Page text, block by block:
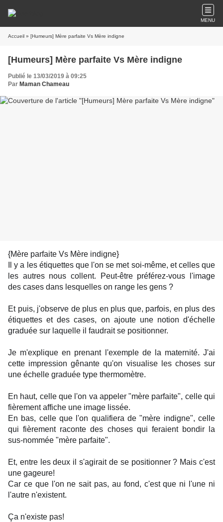
MENU
Accueil » [Humeurs] Mère parfaite Vs Mère indigne
[Humeurs] Mère parfaite Vs Mère indigne
Publié le 13/03/2019 à 09:25
Par Maman Chameau
{Mère parfaite Vs Mère indigne}
Il y a les étiquettes que l'on se met soi-même, et celles que
les autres nous collent. Peut-être préférez-vous l'image
des cases dans lesquelles on range les gens ?
Et puis, j'observe de plus en plus que, parfois, en plus des
étiquettes et des cases, on ajoute une notion d'échelle
graduée sur laquelle il faudrait se positionner.
Je m'explique en prenant l'exemple de la maternité. J'ai
cette impression gênante qu'on visualise les choses sur
une échelle graduée type thermomètre.
En haut, celle que l'on va appeler "mère parfaite", celle qui
fièrement affiche une image lissée.
En bas, celle que l'on qualifiera de "mère indigne", celle
qui fièrement raconte des choses qui feraient bondir la
sus-nommée "mère parfaite".
Et, entre les deux il s'agirait de se positionner ? Mais c'est
une gageure!
Car ce que l'on ne sait pas, au fond, c'est que ni l'une ni
l'autre n'existent.
Ça n'existe pas!